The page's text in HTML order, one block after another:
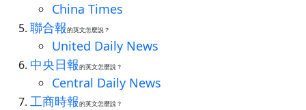
China Times
聯合報的英文怎麼說？
United Daily News
中央日報的英文怎麼說？
Central Daily News
工商時報的英文怎麼說？